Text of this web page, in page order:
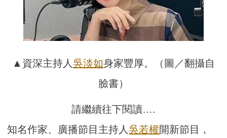
▲資深主持人吳淡如身家豐厚。（圖／翻攝自
臉書）
請繼續往下閱讀….
知名作家、廣播節目主持人吳若權開新節目，